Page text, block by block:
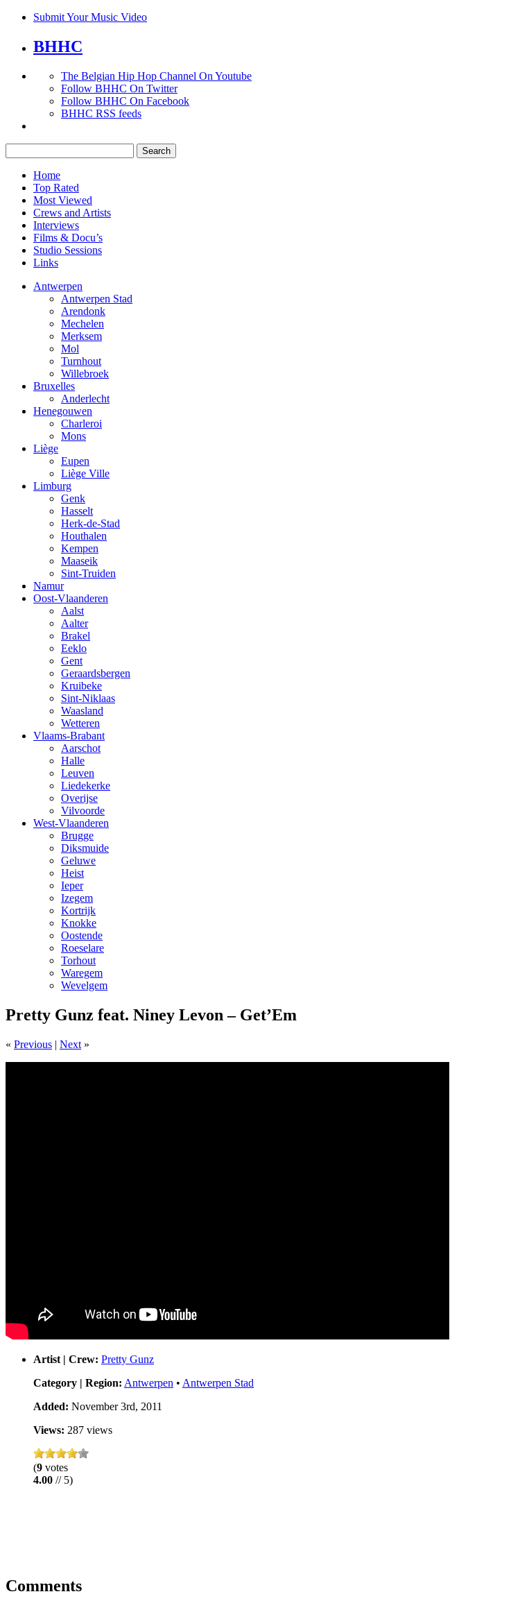
Submit Your Music Video
BHHC
The Belgian Hip Hop Channel On Youtube
Follow BHHC On Twitter
Follow BHHC On Facebook
BHHC RSS feeds
for:
Home
Top Rated
Most Viewed
Crews and Artists
Interviews
Films & Docu’s
Studio Sessions
Links
Antwerpen
Antwerpen Stad
Arendonk
Mechelen
Merksem
Mol
Turnhout
Willebroek
Bruxelles
Anderlecht
Henegouwen
Charleroi
Mons
Liège
Eupen
Liège Ville
Limburg
Genk
Hasselt
Herk-de-Stad
Houthalen
Kempen
Maaseik
Sint-Truiden
Namur
Oost-Vlaanderen
Aalst
Aalter
Brakel
Eeklo
Gent
Geraardsbergen
Kruibeke
Sint-Niklaas
Waasland
Wetteren
Vlaams-Brabant
Aarschot
Halle
Leuven
Liedekerke
Overijse
Vilvoorde
West-Vlaanderen
Brugge
Diksmuide
Geluwe
Heist
Ieper
Izegem
Kortrijk
Knokke
Oostende
Roeselare
Torhout
Waregem
Wevelgem
Pretty Gunz feat. Niney Levon – Get’Em
« Previous | Next »
Artist | Crew: Pretty Gunz
Category | Region: Antwerpen • Antwerpen Stad
Added: November 3rd, 2011
Views: 287 views
(9 votes
4.00 // 5)
Comments